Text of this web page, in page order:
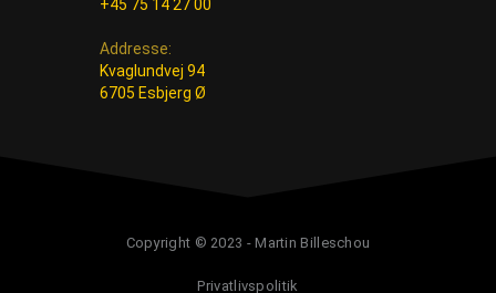
+45 75 14 27 00
Addresse:
Kvaglundvej 94
6705 Esbjerg Ø
Copyright © 2023 - Martin Billeschou
Privatlivspolitik